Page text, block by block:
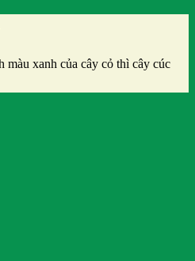
màu xanh của cây cỏ thì cây cúc